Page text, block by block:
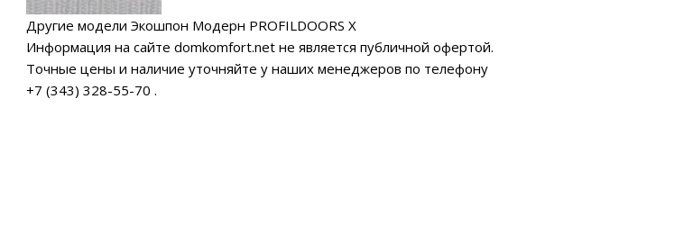
Другие модели Экошпон Модерн PROFILDOORS X
Информация на сайте domkomfort.net не является публичной офертой.
Точные цены и наличие уточняйте у наших менеджеров по телефону
+7 (343) 328-55-70 .